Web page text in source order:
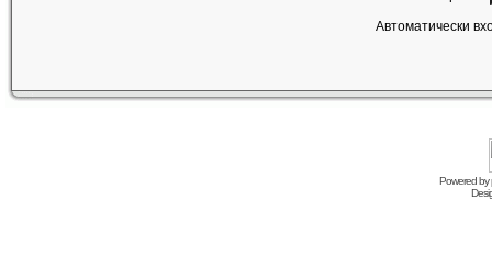
Автоматически
Powered by